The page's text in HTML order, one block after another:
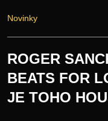
Novinky
ROGER
BEATS FOR
JE TOHO